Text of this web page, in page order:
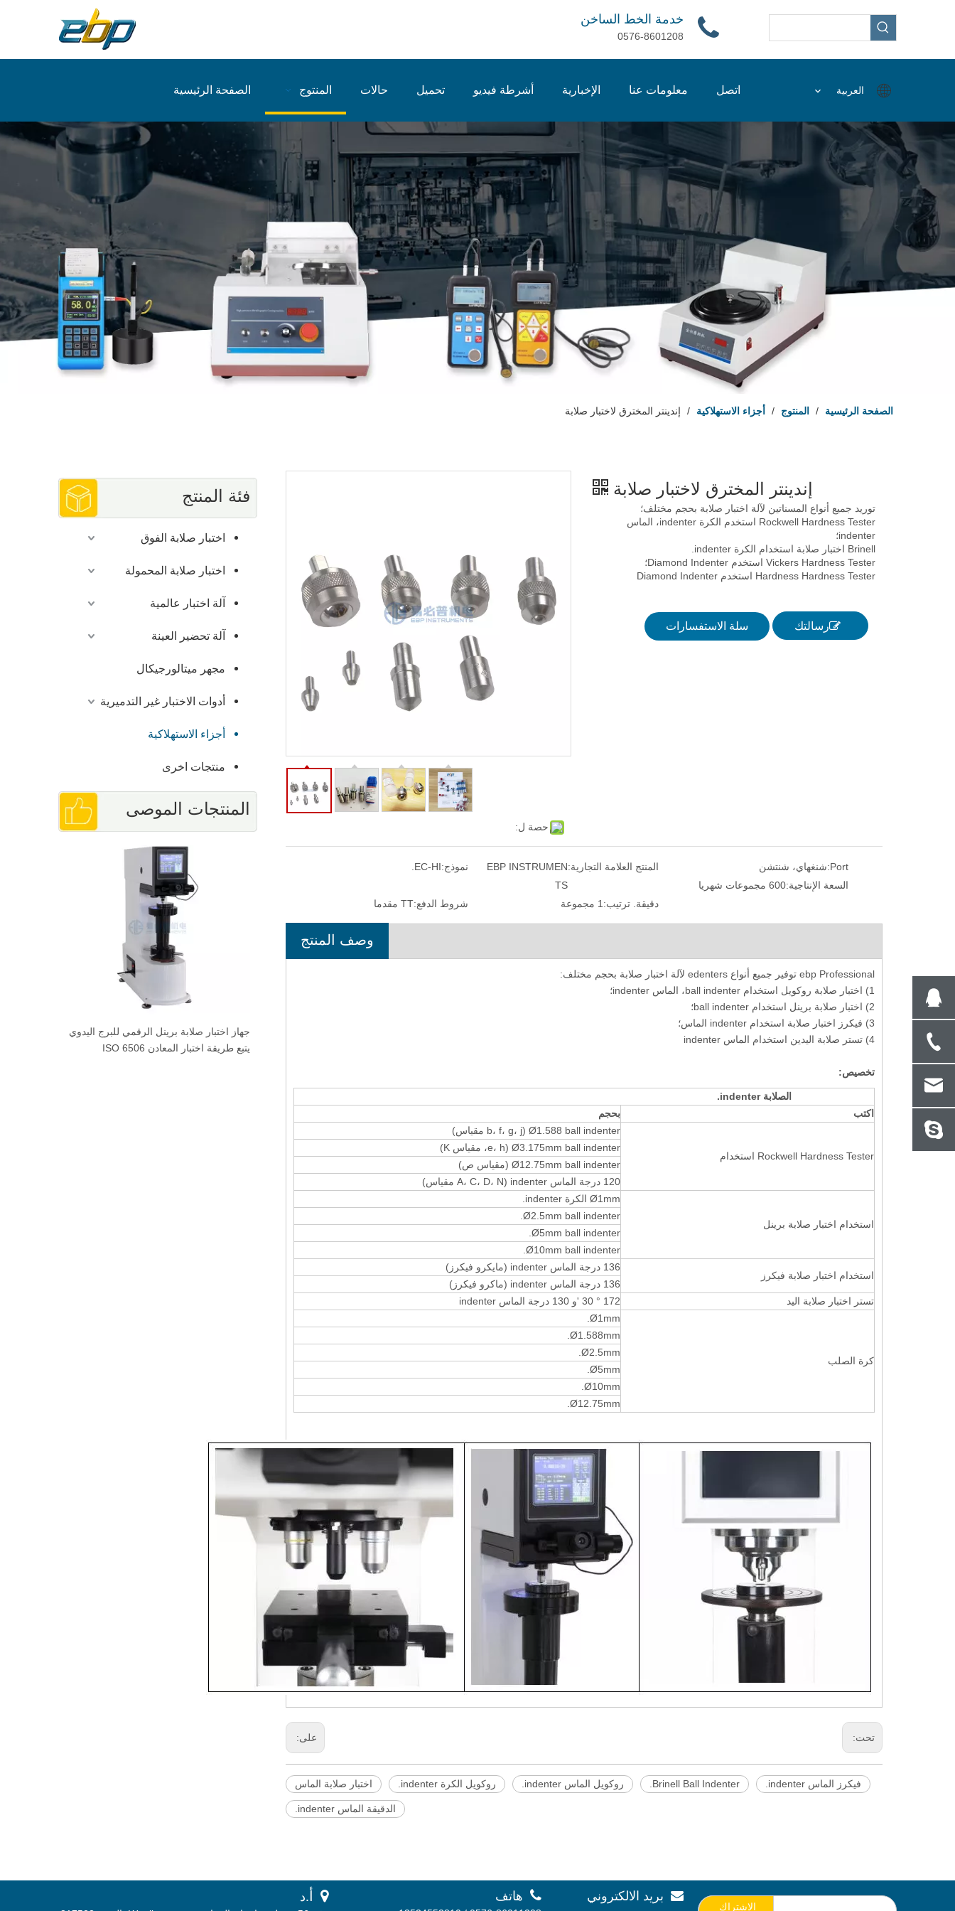
خدمة الخط الساخن
0576-8601208
اتصل معلومات عنا الإخبارية أشرطة فيديو تحميل حالات المنتوج الصفحة الرئيسية العربية
الصفحة الرئيسية / المنتوج / أجزاء الاستهلاكية / إندينتر المخترق لاختبار صلابة
فئة المنتج
اختبار صلابة الفوق
اختبار صلابة المحمولة
آلة اختبار عالمية
آلة تحضير العينة
مجهر ميتالورجيكال
أدوات الاختبار غير التدميرية
أجزاء الاستهلاكية
منتجات اخرى
المنتجات الموصى
جهاز اختبار صلابة برينل الرقمي للبرج اليدوي
يتبع طريقة اختبار المعادن ISO 6506
جهاز اختبار الصلابة الرقمي فيكرز بسعر
أرخص
الرقمية فيكرز صلابة اختبار الماكرو صلبة HV جهاز فحص صلابة برينل المغناطيسية باليد
الأوتوماتيكية ذات
حصة ل:
إندينتر المخترق لاختبار صلابة
توريد جميع أنواع المسناتين لآلة اختبار صلابة بحجم مختلف؛
Rockwell Hardness Tester استخدم الكرة indenter، الماس
indenter؛
Brinell اختبار صلابة استخدام الكرة indenter.
Vickers Hardness Tester استخدم Diamond Indenter؛
Hardness Hardness Tester استخدم Diamond Indenter
رسالتك سلة الاستفسارات
نموذج:EC-HI. المنتج العلامة التجارية:EBP INSTRUMEN
TS
Port: شنغهاي، شنتشن
السعة الإنتاجية:600 مجموعات شهريا
شروط الدفع:TT مقدما دقيقة. ترتيب: 1 مجموعة
وصف المنتج
ebp Professional توفير جميع أنواع edenters لآلة اختبار صلابة بحجم مختلف:
1) اختبار صلابة روكويل استخدام ball indenter، الماس indenter؛
2) اختبار صلابة برينل استخدام ball indenter؛
3) فيكرز اختبار صلابة استخدام indenter الماس؛
4) تستر صلابة اليدين استخدام الماس indenter
تخصيص:
الصلابة indenter.
اكتب
بحجم
Rockwell Hardness Tester استخدام
Ø1.588 ball indenter (b، f، g، j مقياس)
Ø3.175mm ball indenter (e، h، مقياس K)
Ø12.75mm ball indenter (مقياس ص)
120 درجة الماس indenter (A، C، D، N مقياس)
استخدام اختبار صلابة برينل
Ø1mm الكرة indenter.
Ø2.5mm ball indenter.
Ø5mm ball indenter.
Ø10mm ball indenter.
استخدام اختبار صلابة فيكرز
136 درجة الماس indenter (مايكرو فيكرز)
136 درجة الماس indenter (ماكرو فيكرز)
تستر اختبار صلابة اليد
172 ° 30 'و 130 درجة الماس indenter
كرة الصلب
Ø1mm.
Ø1.588mm.
Ø2.5mm.
Ø5mm.
Ø10mm.
Ø12.75mm.
على: تحت:
اختبار صلابة الماس روكويل الكرة indenter. روكويل الماس indenter. Brinell Ball Indenter. فيكرز الماس indenter.
الدقيقة الماس indenter.
 أ. د  هاتف  بريد الالكتروني
الاشتراك